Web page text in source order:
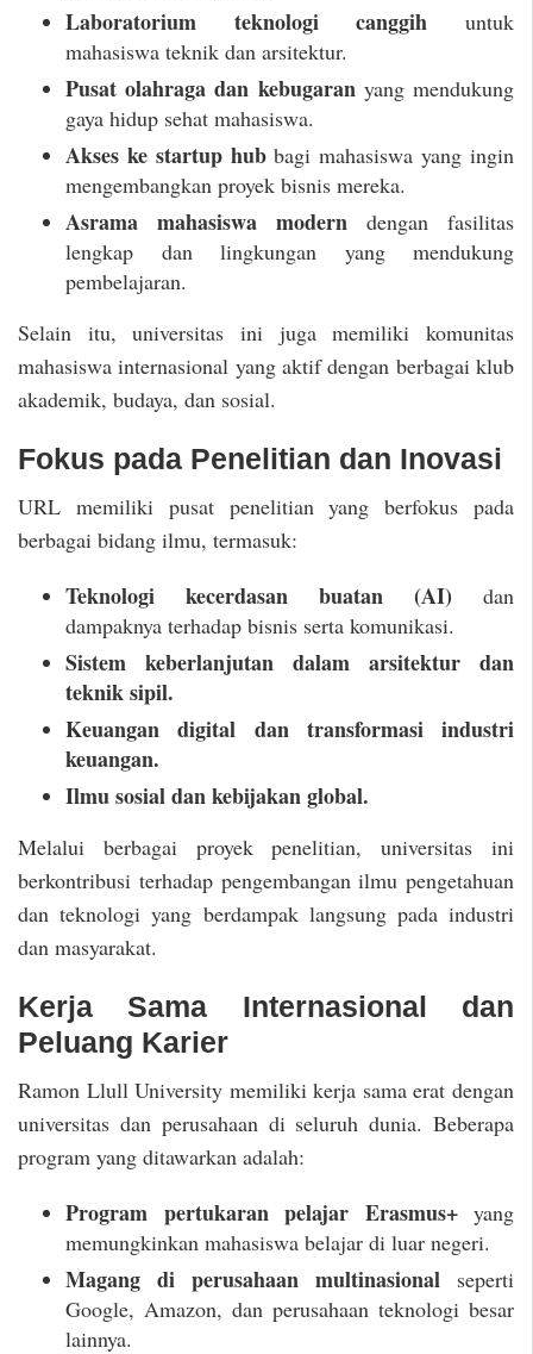
Laboratorium teknologi canggih untuk
mahasiswa teknik dan arsitektur.
Pusat olahraga dan kebugaranyang mendukung
gaya hidup sehat mahasiswa.
Akses ke startup hubbagi mahasiswa yang ingin
mengembangkan proyek bisnis mereka.
Asrama mahasiswa modern dengan fasilitas
lengkap dan lingkungan yang mendukung
pembelajaran.
Selain itu, universitas ini juga memiliki komunitas
mahasiswa internasional yang aktif dengan berbagai klub
akademik, budaya, dan sosial.
Fokus pada Penelitian dan Inovasi
URL memiliki pusat penelitian yang berfokus pada
berbagai bidang ilmu, termasuk:
Teknologi kecerdasan buatan (AI) dan
dampaknya terhadap bisnis serta komunikasi.
Sistem keberlanjutan dalam arsitektur dan
teknik sipil.
Keuangan digital dan transformasi industri
keuangan.
Ilmu sosial dan kebijakan global.
Melalui berbagai proyek penelitian, universitas ini
berkontribusi terhadap pengembangan ilmu pengetahuan
dan teknologi yang berdampak langsung pada industri
dan masyarakat.
Kerja Sama Internasional dan
Peluang Karier
Ramon Llull University memiliki kerja sama erat dengan
universitas dan perusahaan di seluruh dunia. Beberapa
program yang ditawarkan adalah:
Program pertukaran pelajar Erasmus+yang
memungkinkan mahasiswa belajar di luar negeri.
Magang di perusahaan multinasional seperti
Google, Amazon, dan perusahaan teknologi besar
lainnya.